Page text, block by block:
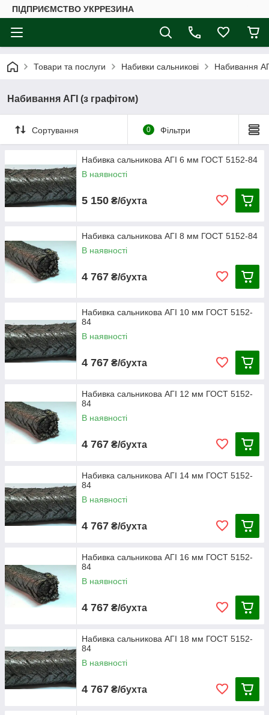
ПІДПРИЄМСТВО УКРРЕЗИНА
Товари та послуги Набивки сальникові Набивання
Набивання АГІ (з графітом)
Сортування 0 Фільтри
Набивка сальникова АГІ 6 мм ГОСТ 5152-84
В наявності
5 150 ₴/бухта
Набивка сальникова АГІ 8 мм ГОСТ 5152-84
В наявності
4 767 ₴/бухта
Набивка сальникова АГІ 10 мм ГОСТ 5152-
84
В наявності
4 767 ₴/бухта
Набивка сальникова АГІ 12 мм ГОСТ 5152-
84
В наявності
4 767 ₴/бухта
Набивка сальникова АГІ 14 мм ГОСТ 5152-
84
В наявності
4 767 ₴/бухта
Набивка сальникова АГІ 16 мм ГОСТ 5152-
84
В наявності
4 767 ₴/бухта
Набивка сальникова АГІ 18 мм ГОСТ 5152-
84
В наявності
4 767 ₴/бухта